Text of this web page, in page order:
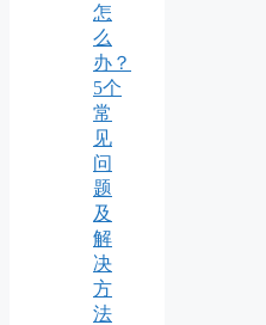
怎
么
办？
5个
常
见
问
题
及
解
决
方
法